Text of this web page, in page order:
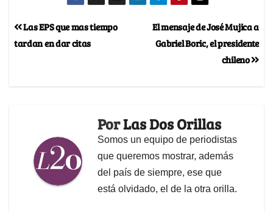
El mensaje de José Mujica a
Gabriel Boric, el presidente
chileno
Las EPS que mas tiempo
tardan en dar citas
PorLas Dos Orillas
Somos un equipo de periodistas
que queremos mostrar, además
del país de siempre, ese que
está olvidado, el de la otra orilla.